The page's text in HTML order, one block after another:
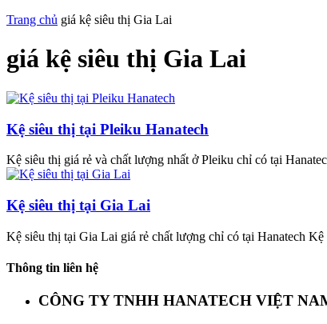
Trang chủ giá kệ siêu thị Gia Lai
giá kệ siêu thị Gia Lai
Kệ siêu thị tại Pleiku Hanatech
Kệ siêu thị giá rẻ và chất lượng nhất ở Pleiku chỉ có tại
Kệ siêu thị tại Gia Lai
Kệ siêu thị tại Gia Lai giá rẻ chất lượng chỉ có tại Hanatech
Thông tin liên hệ
CÔNG TY TNHH HANATECH VIỆT